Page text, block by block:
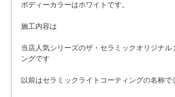
ボディーカラーはホワイトです。
施工内容は
当店人気シリーズのザ・セラミックオリジナル
ングです
以前はセラミックライトコーティングの名称で